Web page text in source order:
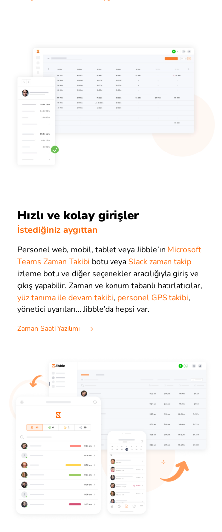
Hızlı ve kolay girişler
İstediğiniz aygıttan
Personel web, mobil, tablet veya Jibble’ın Microsoft
Teams Zaman Takibi botu veya Slack zaman takip
izleme botu ve diğer seçenekler aracılığıyla giriş ve
çıkış yapabilir. Zaman ve konum tabanlı hatırlatıcılar,
yüz tanıma ile devam takibi, personel GPS takibi,
yönetici uyarıları… Jibble’da hepsi var.
Zaman Saati Yazılımı